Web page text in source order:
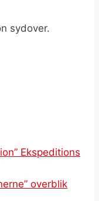
sydover.
Ekspeditions
overblik